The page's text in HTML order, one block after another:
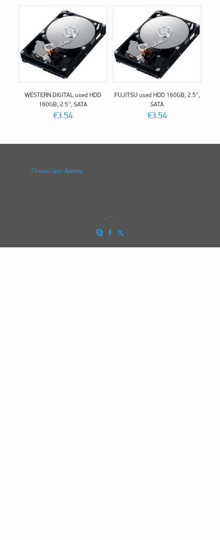
WESTERN DIGITAL used HDD
160GB, 2.5″, SATA
€3.54
FUJITSU used HDD 160GB, 2.5″,
SATA
€3.54
Γενικοί Οροι Χρήσης